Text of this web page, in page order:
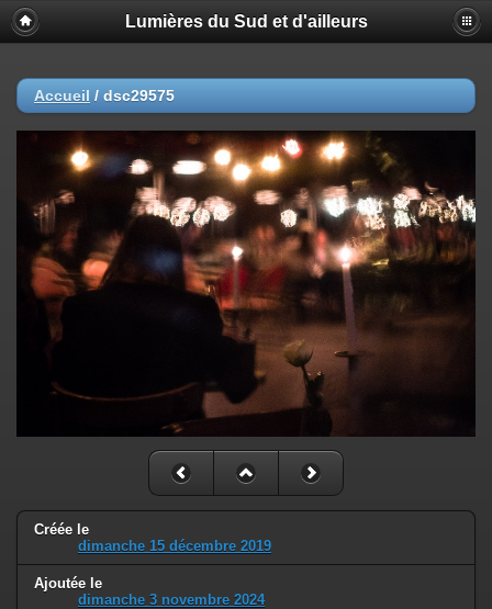
Lumières du Sud et d'ailleurs
Accueil / dsc29575
Créée le
dimanche 15 décembre 2019
Ajoutée le
dimanche 3 novembre 2024